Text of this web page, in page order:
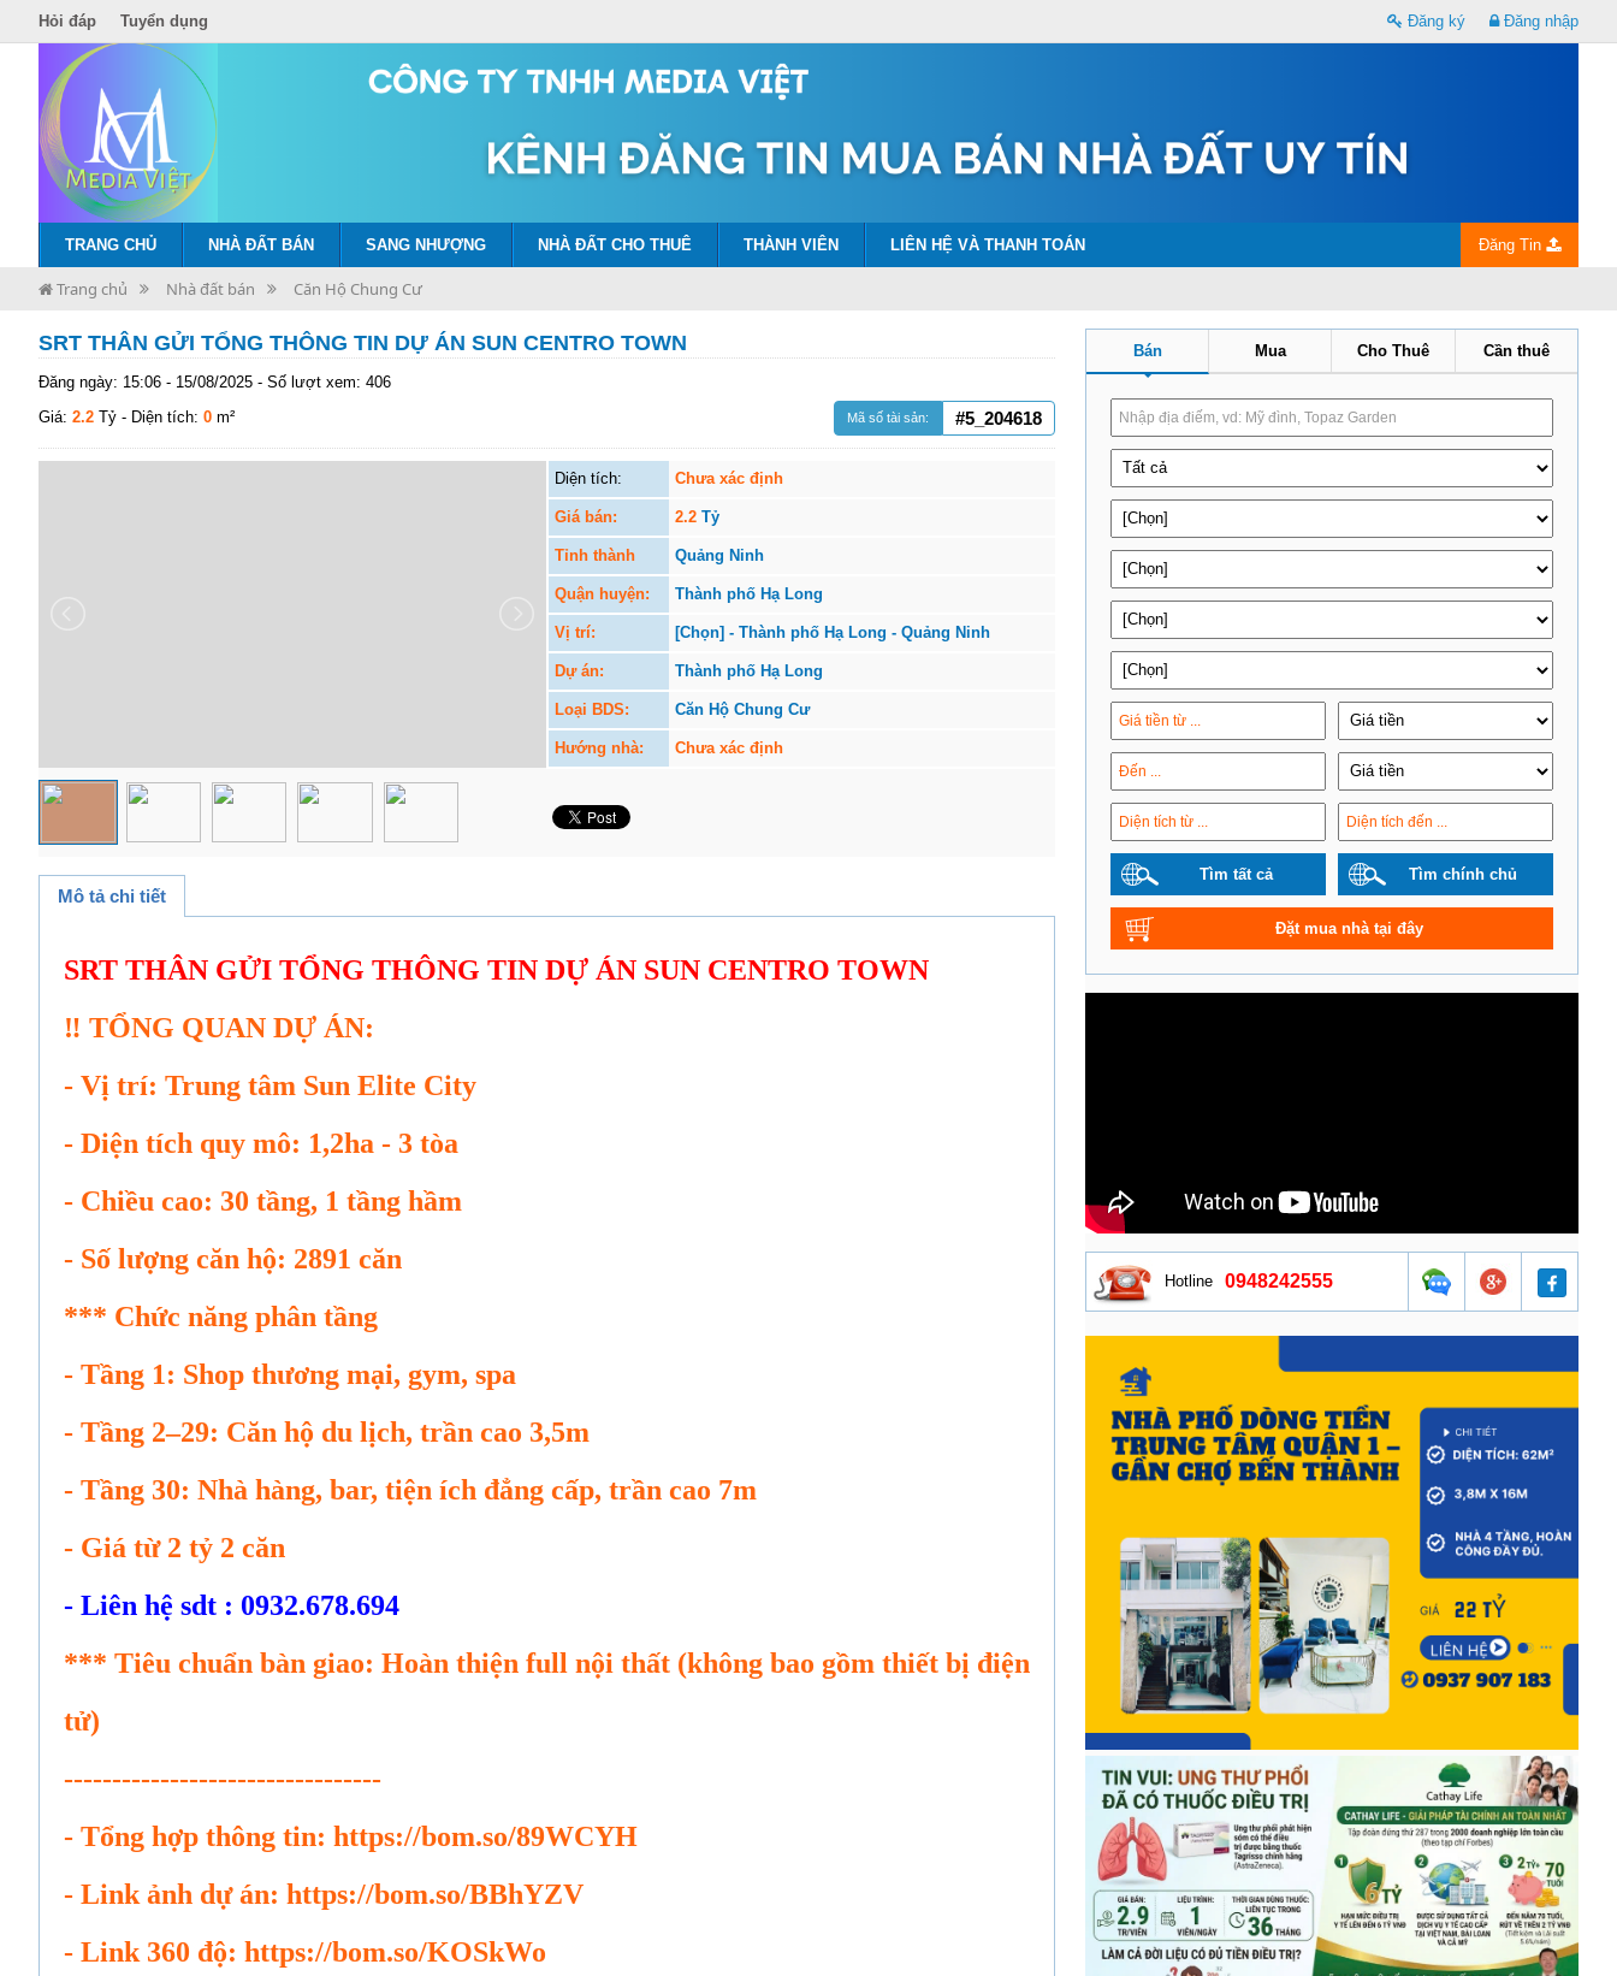
Hỏi đáp Tuyển dụng Đăng ký Đăng nhập
TRANG CHỦ NHÀ ĐẤT BÁN SANG NHƯỢNG NHÀ ĐẤT CHO THUÊ THÀNH VIÊN LIÊN HỆ VÀ THANH TOÁN Đăng Tin
Trang chủ Nhà đất bán Căn Hộ Chung Cư
Bán Mua Cho Thuê Cần thuê
Tìm tất cả Tìm chính chủ
Đặt mua nhà tại đây
Hotline 0948242555
SRT THÂN GỬI TỔNG THÔNG TIN DỰ ÁN SUN CENTRO TOWN
Đăng ngày: 15:06 - 15/08/2025 - Số lượt xem: 406
Giá: 2.2 Tỷ - Diện tích: 0 m² Mã số tài sản: #5_204618
Diện tích: Chưa xác định
Giá bán: 2.2 Tỷ
Tỉnh thành Quảng Ninh
Quận huyện: Thành phố Hạ Long
Vị trí: [Chọn] - Thành phố Hạ Long - Quảng Ninh
Dự án: Thành phố Hạ Long
Loại BDS: Căn Hộ Chung Cư
Hướng nhà: Chưa xác định
Mô tả chi tiết
SRT THÂN GỬI TỔNG THÔNG TIN DỰ ÁN SUN CENTRO TOWN
‼ TỔNG QUAN DỰ ÁN:
- Vị trí: Trung tâm Sun Elite City
- Diện tích quy mô: 1,2ha - 3 tòa
- Chiều cao: 30 tầng, 1 tầng hầm
- Số lượng căn hộ: 2891 căn
*** Chức năng phân tầng
- Tầng 1: Shop thương mại, gym, spa
- Tầng 2–29: Căn hộ du lịch, trần cao 3,5m
- Tầng 30: Nhà hàng, bar, tiện ích đẳng cấp, trần cao 7m
- Giá từ 2 tỷ 2 căn
- Liên hệ sdt : 0932.678.694
*** Tiêu chuẩn bàn giao: Hoàn thiện full nội thất (không bao gồm thiết bị điện
tử)
---------------------------------
- Tổng hợp thông tin: https://bom.so/89WCYH
- Link ảnh dự án: https://bom.so/BBhYZV
- Link 360 độ: https://bom.so/KOSkWo